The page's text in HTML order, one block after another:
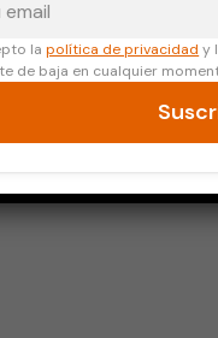
lapolítica de privacidad y
de baja en cualquier